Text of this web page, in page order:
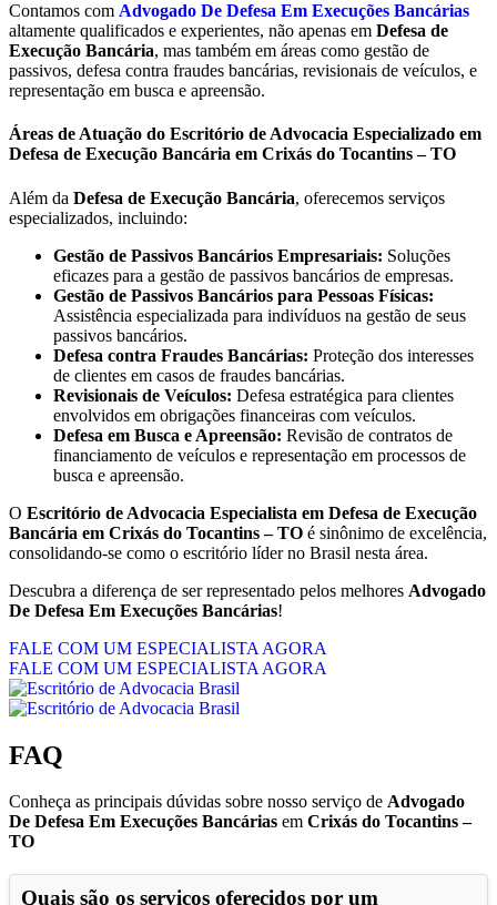
Contamos com Advogado De Defesa Em Execuções Bancárias
altamente qualificados e experientes, não apenas em Defesa de
Execução Bancária, mas também em áreas como gestão de
passivos, defesa contra fraudes bancárias, revisionais de veículos, e
representação em busca e apreensão.
Áreas de Atuação do Escritório de Advocacia Especializado em
Defesa de Execução Bancária em Crixás do Tocantins – TO
Além da Defesa de Execução Bancária, oferecemos serviços
especializados, incluindo:
Gestão de Passivos Bancários Empresariais: Soluções
eficazes para a gestão de passivos bancários de empresas.
Gestão de Passivos Bancários para Pessoas Físicas:
Assistência especializada para indivíduos na gestão de seus
passivos bancários.
Defesa contra Fraudes Bancárias: Proteção dos interesses
de clientes em casos de fraudes bancárias.
Revisionais de Veículos: Defesa estratégica para clientes
envolvidos em obrigações financeiras com veículos.
Defesa em Busca e Apreensão: Revisão de contratos de
financiamento de veículos e representação em processos de
busca e apreensão.
O Escritório de Advocacia Especialista em Defesa de Execução
Bancária em Crixás do Tocantins – TO é sinônimo de excelência,
consolidando-se como o escritório líder no Brasil nesta área.
Descubra a diferença de ser representado pelos melhores Advogado
De Defesa Em Execuções Bancárias!
FALE COM UM ESPECIALISTA AGORA
FALE COM UM ESPECIALISTA AGORA
FAQ
Conheça as principais dúvidas sobre nosso serviço de Advogado
De Defesa Em Execuções Bancárias em Crixás do Tocantins –
TO
Quais são os serviços oferecidos por um